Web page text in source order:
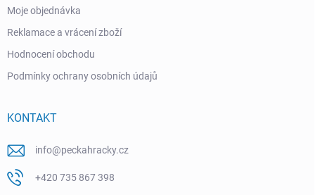
Moje objednávka
Reklamace a vrácení zboží
Hodnocení obchodu
Podmínky ochrany osobních údajů
KONTAKT
info@peckahracky.cz
+420 735 867 398